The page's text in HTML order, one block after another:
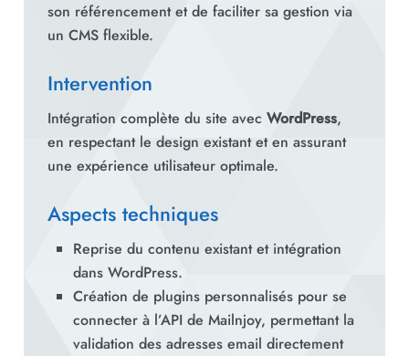
son référencement et de faciliter sa gestion via
un CMS flexible.
Intervention
Intégration complète du site avec WordPress,
en respectant le design existant et en assurant
une expérience utilisateur optimale.
Aspects techniques
Reprise du contenu existant et intégration
dans WordPress.
Création de plugins personnalisés pour se
connecter à l’API de Mailnjoy, permettant la
validation des adresses email directement